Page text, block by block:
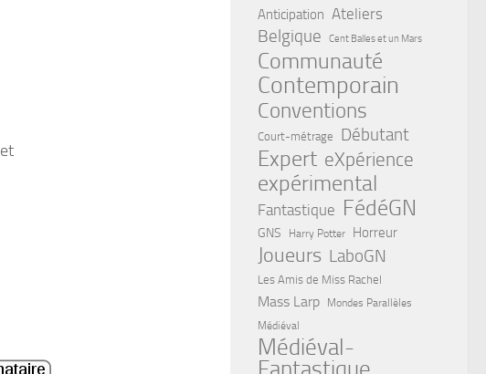
Anticipation Ateliers
Belgique Cent Balles et un Mars
Communauté
Contemporain
Conventions
Court-métrage Débutant
Expert eXpérience
expérimental
Fantastique FédéGN
GNS Harry Potter Horreur
Joueurs LaboGN
Les Amis de Miss Rachel
Mass Larp
Mondes Parallèles
Médiéval
Médiéval-